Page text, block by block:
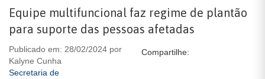
Equipe multifuncional faz regime de plantão
para suporte das pessoas afetadas
Publicado em: 28/02/2024 por
Kalyne Cunha
Secretaria de
Compartilhe: